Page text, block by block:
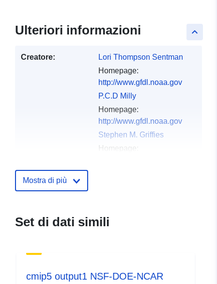
keyboard_arrow_up
Ulteriori informazioni
Creatore:
Lori Thompson Sentman
Homepage:
http://www.gfdl.noaa.gov
P.C.D Milly
Homepage:
http://www.gfdl.noaa.gov
Stephen M. Griffies
Homepage:
Homepage:
http://www.gfdl.noaa.gov
Mostra di più
Set di dati simili
cmip5 output1 NSF-DOE-NCAR